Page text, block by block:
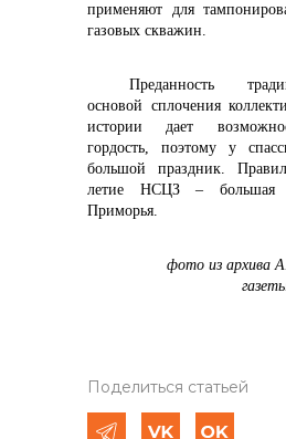
применяют для
газовых скважин.
Преданность
основой сплочения
истории дает
гордость, поэтому у
большой праздник.
летие НСЦЗ – большая
Приморья.
фото из архива
Поделиться статьей